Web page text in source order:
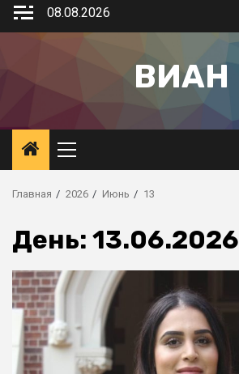
08.08.2026
ВИАН
Главная 2026 Июнь 13
День: 13.06.2026